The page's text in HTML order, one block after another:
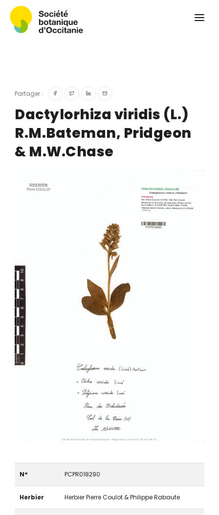
Herbier PCPR
Ressources
Actualités et calendrier
Partager :
Dactylorhiza viridis (L.)
R.M.Bateman, Pridgeon
& M.W.Chase
N° PCPR018290
Herbier Herbier Pierre Coulot & Philippe Rabaute